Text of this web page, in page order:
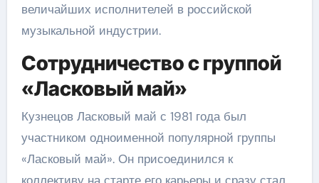
величайших исполнителей в российской
музыкальной индустрии.
Сотрудничество с группой
«Ласковый май»
Кузнецов Ласковый май с 1981 года был
участником одноименной популярной группы
«Ласковый май». Он присоединился к